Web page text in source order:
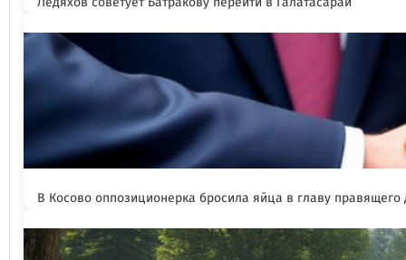
В Косово оппозиционерка бросила яйца в главу